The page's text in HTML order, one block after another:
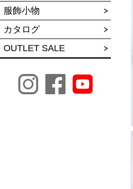
服飾小物
カタログ
OUTLET SALE